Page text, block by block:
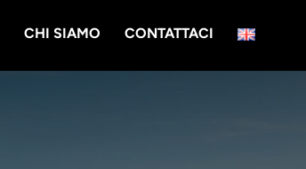
CHI SIAMO CONTATTACI